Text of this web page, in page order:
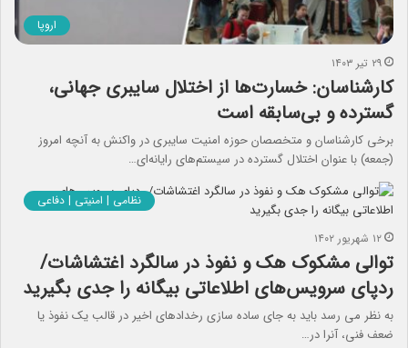
اروپا
۲۹ تیر ۱۴۰۳
کارشناسان: خسارت‌ها از اختلال سایبری جهانی،
گسترده و بی‌سابقه است
برخی کارشناسان و متخصصان حوزه امنیت سایبری در واکنش به آنچه امروز
(جمعه) با عنوان اختلال گسترده در سیستم‌های رایانه‌ای…
نظامی | امنیتی | دفاعی
۱۲ شهریور ۱۴۰۲
توالی مشکوک هک و نفوذ در سالگرد اغتشاشات/
ردپای سرویس‌های اطلاعاتی بیگانه را جدی بگیرید
به نظر می رسد باید به جای ساده سازی رخدادهای اخیر در قالب یک نفوذ یا
ضعف فنی، آنرا در…